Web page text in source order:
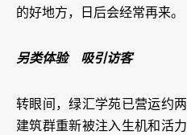
的好地方，日后会经常再来。
另类体验 吸引访客
转眼间，绿汇学苑已营运约
建筑群重新被注入生机和活